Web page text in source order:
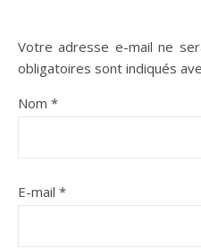
Votre adresse e-mail ne
obligatoires sont indiqués
Nom *
E-mail *